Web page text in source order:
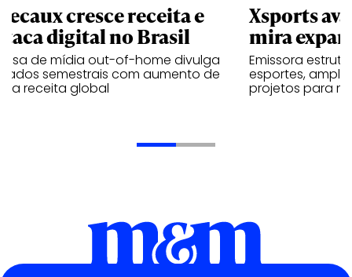
cresce receita e
digital no Brasil
de mídia out-of-home divulga
semestrais com aumento de
na receita global
Xsports
mira
Emissora
esportes,
projetos para